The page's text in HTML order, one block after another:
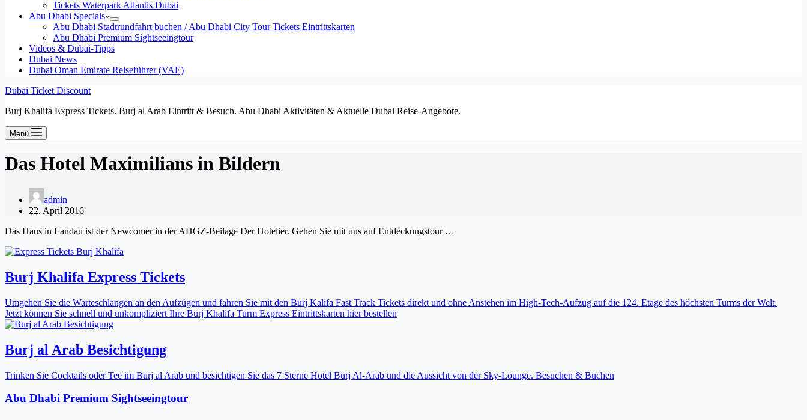
Tickets Waterpark Atlantis Dubai
Abu Dhabi Specials
Abu Dhabi Stadtrundfahrt buchen / Abu Dhabi City Tour Tickets Eintrittskarten
Abu Dhabi Premium Sightseeingtour
Videos & Dubai-Tipps
Dubai News
Dubai Oman Emirate Reiseführer (VAE)
Dubai Ticket Discount
Burj Khalifa Express Tickets. Burj al Arab Eintritt & Besuch. Abu Dhabi Aktivitäten & Aktuelle Dubai Reise-Angebote.
Menü
Das Hotel Maximilians in Bildern
admin
22. April 2016
Das Haus in Landau ist der Newcomer in der AHGZ-Beilage Der Hotelier. Gehen Sie mit uns auf Entdeckungstour …
Burj Khalifa Express Tickets
Umgehen Sie die Warteschlangen an den Aufzügen und fahren Sie mit den Burj Kalifa Fast Track Tickets direkt und ohne Anstehen im High-Tech-Aufzug auf die 124. Etage des höchsten Turms der Welt.
Jetzt können Sie schnell und unkompliziert Ihre Burj Khalifa Turm Express Eintrittskarten hier bestellen
Burj al Arab Besichtigung
Trinken Sie Cocktails oder Tee im Burj al Arab und besichtigen Sie das 7 Sterne Hotel Burj Al-Arab und die Aussicht von der Sky-Lounge. Besuchen & Buchen
Abu Dhabi Premium Sightseeingtour